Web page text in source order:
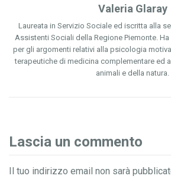
Valeria Glaray
Laureata in Servizio Sociale ed iscritta alla
Assistenti Sociali della Regione Piemonte.
per gli argomenti relativi alla psicologia
terapeutiche di medicina complementare ed
animali e della natura.
Lascia un commento
Il tuo indirizzo email non sarà